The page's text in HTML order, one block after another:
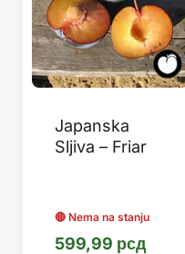
Japanska
Sljiva – Friar
599,99 рсд